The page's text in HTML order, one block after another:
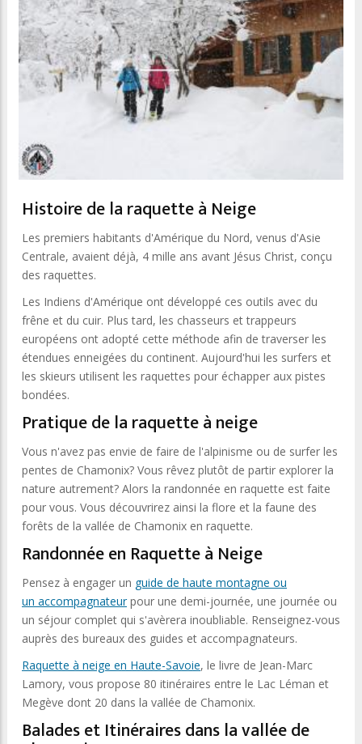
Histoire de la raquette à Neige
Les premiers habitants d'Amérique du Nord, venus d'Asie
Centrale, avaient déjà, 4 mille ans avant Jésus Christ, conçu
des raquettes.
Les Indiens d'Amérique ont développé ces outils avec du
frêne et du cuir. Plus tard, les chasseurs et trappeurs
européens ont adopté cette méthode afin de traverser les
étendues enneigées du continent. Aujourd'hui les surfers et
les skieurs utilisent les raquettes pour échapper aux pistes
bondées.
Pratique de la raquette à neige
Vous n'avez pas envie de faire de l'alpinisme ou de surfer les
pentes de Chamonix? Vous rêvez plutôt de partir explorer la
nature autrement? Alors la randonnée en raquette est faite
pour vous. Vous découvrirez ainsi la flore et la faune des
forêts de la vallée de Chamonix en raquette.
Randonnée en Raquette à Neige
Pensez à engager un guide de haute montagne ou
un accompagnateurpour une demi-journée, une journée ou
un séjour complet qui s'avèrera inoubliable. Renseignez-vous
auprès des bureaux des guides et accompagnateurs.
Raquette à neige en Haute-Savoie, le livre de Jean-Marc
Lamory, vous propose 80 itinéraires entre le Lac Léman et
Megève dont 20 dans la vallée de Chamonix.
Balades et Itinéraires dans la vallée de